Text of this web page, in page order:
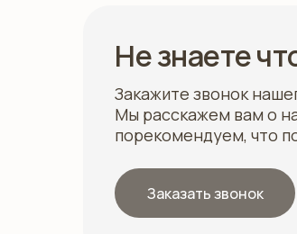
Не знаете
Закажите звонок
Мы расскажем вам о
порекомендуем, что
Заказать звонок